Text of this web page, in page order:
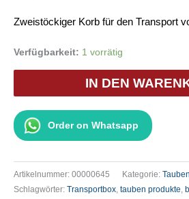
Zweistöckiger Korb für den Transport
Verfügbarkeit: 1 vorrätig
Taubentransportkorb
zweistöckig
6-
Menge
IN DEN
Order on Whatsapp
Artikelnummer: 00000645 Kategorie:
Schlagwörter: Transportbox tauben produkte